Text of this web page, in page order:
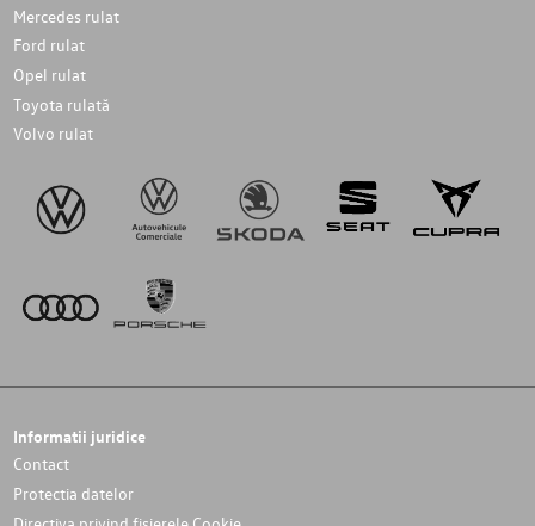
Mercedes rulat
Ford rulat
Opel rulat
Toyota rulată
Volvo rulat
Informatii juridice
Contact
Protectia datelor